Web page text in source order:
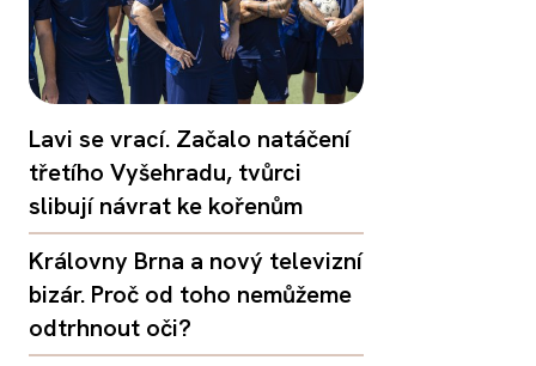
Lavi se vrací. Začalo natáčení
třetího Vyšehradu, tvůrci
slibují návrat ke kořenům
Královny Brna a nový televizní
bizár. Proč od toho nemůžeme
odtrhnout oči?